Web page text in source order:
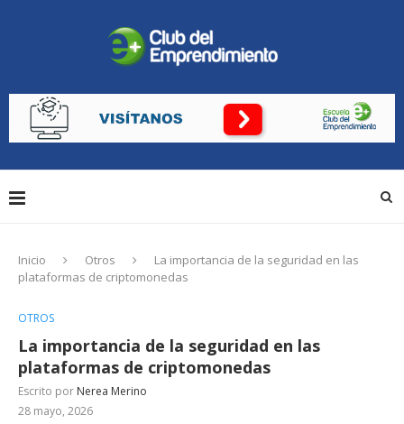
Inicio Otros
La importancia de la seguridad en las
plataformas de criptomonedas
OTROS
La importancia de la seguridad en las
plataformas de criptomonedas
Escrito por Nerea Merino
28 mayo, 2026